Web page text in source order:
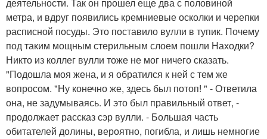
метра, и вдруг появились кремниевые осколки и черепки
расписной посуды. Это поставило вулли в тупик. Почему
под таким мощным стерильным слоем пошли Находки?
Никто из коллег вулли тоже не мог ничего сказать.
"Подошла моя жена, и я обратился к ней с тем же
вопросом. "Ну конечно же, здесь был потоп! " - Ответила
она, не задумываясь. И это был правильный ответ, -
продолжает рассказ сэр вулли. - Большая часть
обитателей долины, вероятно, погибла, и лишь немногие